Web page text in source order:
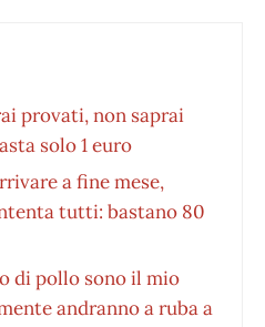
provati, non saprai
solo 1 euro
a fine mese,
tutti: bastano 80
di pollo sono il mio
andranno a ruba a